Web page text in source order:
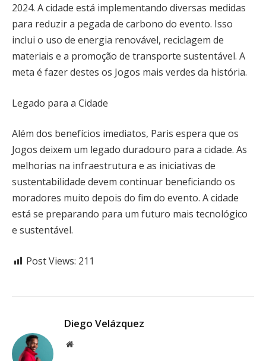
2024. A cidade está implementando diversas medidas
para reduzir a pegada de carbono do evento. Isso
inclui o uso de energia renovável, reciclagem de
materiais e a promoção de transporte sustentável. A
meta é fazer destes os Jogos mais verdes da história.
Legado para a Cidade
Além dos benefícios imediatos, Paris espera que os
Jogos deixem um legado duradouro para a cidade. As
melhorias na infraestrutura e as iniciativas de
sustentabilidade devem continuar beneficiando os
moradores muito depois do fim do evento. A cidade
está se preparando para um futuro mais tecnológico
e sustentável.
Post Views: 211
Diego Velázquez
Website